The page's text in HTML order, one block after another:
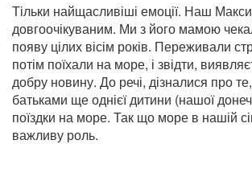
Тільки найщасливіші емоції. Наш
довгоочікуваним. Ми з його мамою
появу цілих вісім років. Переживали
потім поїхали на море, і звідти,
добру новину. До речі, дізналися про
батьками ще однієї дитини (нашої
поїздки на море. Так що море в нашій
важливу роль.